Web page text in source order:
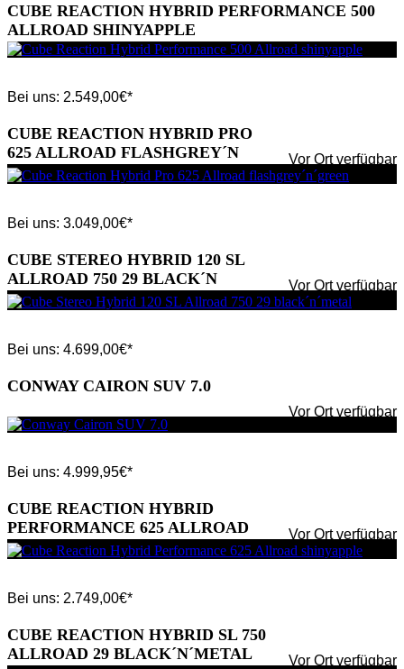
CUBE REACTION HYBRID PERFORMANCE 500
ALLROAD SHINYAPPLE
Bei uns: 2.549,00€*
Vor Ort verfügbar
CUBE REACTION HYBRID PRO
625 ALLROAD FLASHGREY´N
´GREEN
Bei uns: 3.049,00€*
Vor Ort verfügbar
CUBE STEREO HYBRID 120 SL
ALLROAD 750 29 BLACK´N
´METAL
Bei uns: 4.699,00€*
Vor Ort verfügbar
CONWAY CAIRON SUV 7.0
Bei uns: 4.999,95€*
Vor Ort verfügbar
CUBE REACTION HYBRID
PERFORMANCE 625 ALLROAD
SHINYAPPLE
Bei uns: 2.749,00€*
Vor Ort verfügbar
CUBE REACTION HYBRID SL 750
ALLROAD 29 BLACK´N´METAL